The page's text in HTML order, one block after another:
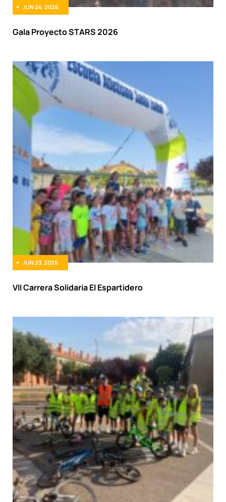
JUN 24, 2026
Gala Proyecto STARS 2026
JUN 23, 2026
VII Carrera Solidaria El Espartidero